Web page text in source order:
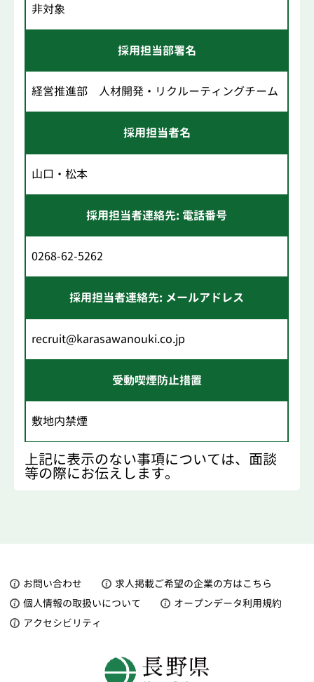
非対象
採用担当部署名
経営推進部 人材開発・リクルーティングチーム
採用担当者名
山口・松本
採用担当者連絡先: 電話番号
0268-62-5262
採用担当者連絡先: メールアドレス
recruit@karasawanouki.co.jp
受動喫煙防止措置
敷地内禁煙
上記に表示のない事項については、面談
等の際にお伝えします。
お問い合わせ
求人掲載ご希望の企業の方はこちら
個人情報の取扱いについて
オープンデータ利用規約
アクセシビリティ